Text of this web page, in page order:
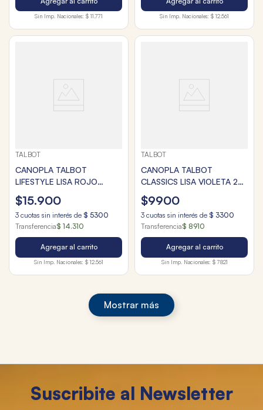
Sin Imp. Nacionales: $ 11.771 Sin Imp. Nacionales: $ 12.561
TALBOT
CANOPLA TALBOT
LIFESTYLE LISA ROJO
PROFUNDO 2 CIERRES
$15.900
3 cuotas sin interés de $ 5300
Transferencia$ 14.310
Agregar al carrito
Sin Imp. Nacionales: $ 12.561
TALBOT
CANOPLA TALBOT
CLASSICS LISA VIOLETA 2
CIERRES
$9900
3 cuotas sin interés de $ 3300
Transferencia$ 8910
Agregar al carrito
Sin Imp. Nacionales: $ 7821
Mostrar más
Suscribite al Newsletter